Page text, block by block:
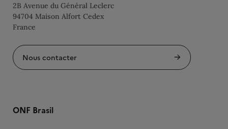
2B Avenue du Général Leclerc
94704 Maison Alfort Cedex
France
Nous contacter
ONF Brasil